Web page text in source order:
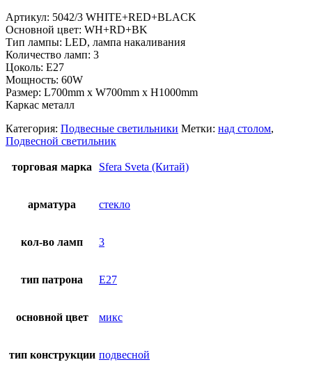
Артикул: 5042/3 WHITE+RED+BLACK
Основной цвет: WH+RD+BK
Тип лампы: LED, лампа накаливания
Количество ламп: 3
Цоколь: Е27
Мощность: 60W
Размер: L700mm x W700mm x H1000mm
Каркас металл
Категория: Подвесные светильники Метки: над столом,
Подвесной светильник
торговая марка Sfera Sveta (Китай)
арматура стекло
кол-во ламп 3
тип патрона E27
основной цвет микс
тип конструкции подвесной